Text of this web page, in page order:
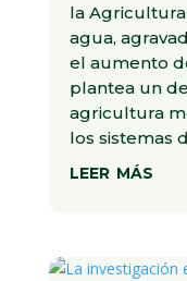
la
agua,
el aumento
plantea un
agricultura
los sistemas
leer más